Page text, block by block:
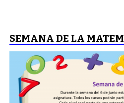
SEMANA DE LA